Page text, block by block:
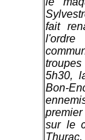
fait
5h30,
Bon-
sur le